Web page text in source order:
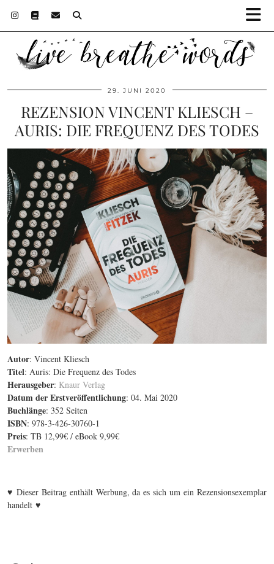
29. JUNI 2020
REZENSION VINCENT KLIESCH –
AURIS: DIE FREQUENZ DES TODES
Autor: Vincent Kliesch
Titel: Auris: Die Frequenz des Todes
Herausgeber: Knaur Verlag
Datum der Erstveröffentlichung: 04. Mai 2020
Buchlänge: 352 Seiten
ISBN: 978-3-426-30760-1
Preis: TB 12,99€ / eBook 9,99€
Erwerben
♥ Dieser Beitrag enthält Werbung, da es sich um ein Rezensionsexemplar
handelt ♥